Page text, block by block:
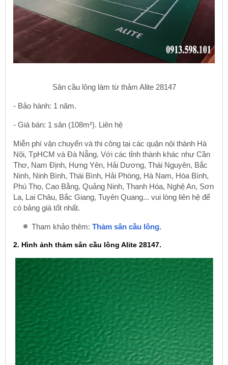
Sân cầu lông làm từ thảm Alite 28147
- Bảo hành: 1 năm.
- Giá bán: 1 sân (108m²). Liên hệ
Miễn phí vận chuyển và thi công tại các quận nội thành Hà
Nội, TpHCM và Đà Nẵng. Với các tỉnh thành khác như Cần
Thơ, Nam Định, Hưng Yên, Hải Dương, Thái Nguyên, Bắc
Ninh, Ninh Bình, Thái Bình, Hải Phòng, Hà Nam, Hòa Bình,
Phú Thọ, Cao Bằng, Quảng Ninh, Thanh Hóa, Nghệ An, Sơn
La, Lai Châu, Bắc Giang, Tuyên Quang... vui lòng liên hệ để
có bảng giá tốt nhất.
Tham khảo thêm: Thảm sân cầu lông.
2. Hình ảnh thảm sân cầu lông Alite 28147.